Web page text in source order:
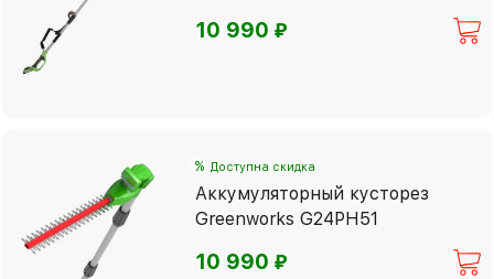
10 990⃏
% Доступна скидка
Аккумуляторный кусторез
Greenworks G24PH51
10 990⃏